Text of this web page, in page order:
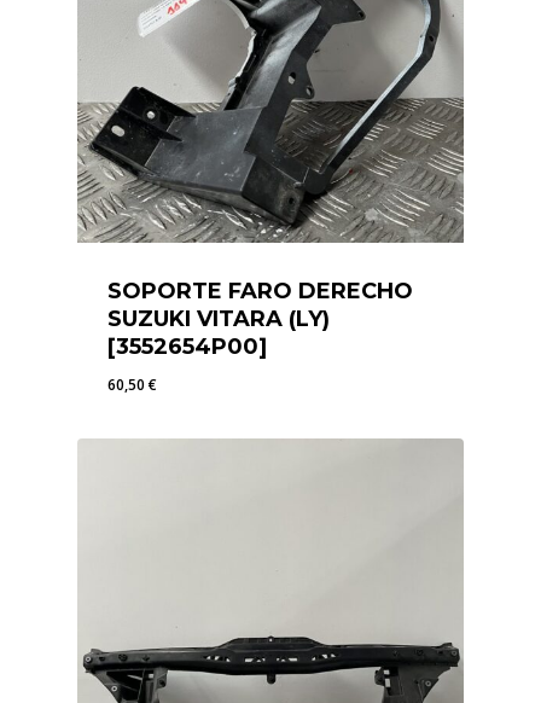
SOPORTE FARO DERECHO
SUZUKI VITARA (LY)
[3552654P00]
60,50€